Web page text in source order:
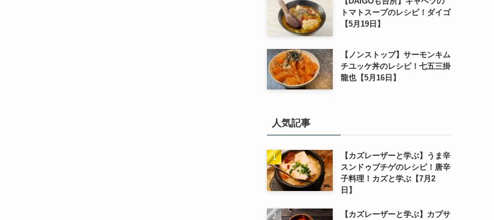
トマトスープのレシピ！ダイゴ
【5月19日】
【ノンストップ】サーモンキム
チユッケ丼のレシピ！七五三掛
龍也【5月16日】
人気記事
【カズレーザーと学ぶ】うま辛
スンドゥブチゲのレシピ！唐辛
子料理！カズと学ぶ【7月2
日】
【カズレーザーと学ぶ】カプサ